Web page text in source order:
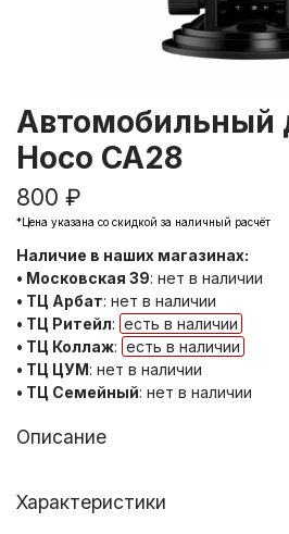
Автомобильный
Hoco CA28
800 ₽
*Цена указана со скидкой за наличный расчёт
Наличие в наших магазинах:
• Московская 39: нет в наличии
• ТЦ Арбат: нет в наличии
• ТЦ Ритейл: есть в наличии
• ТЦ Коллаж: есть в наличии
• ТЦ ЦУМ: нет в наличии
• ТЦ Семейный: нет в наличии
Описание
Характеристики